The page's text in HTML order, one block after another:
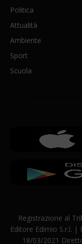
Politica
Attualità
Ambiente
Sport
Scuola
Registrazione al
Editore Edimio S.r.l. |
18/03/2021